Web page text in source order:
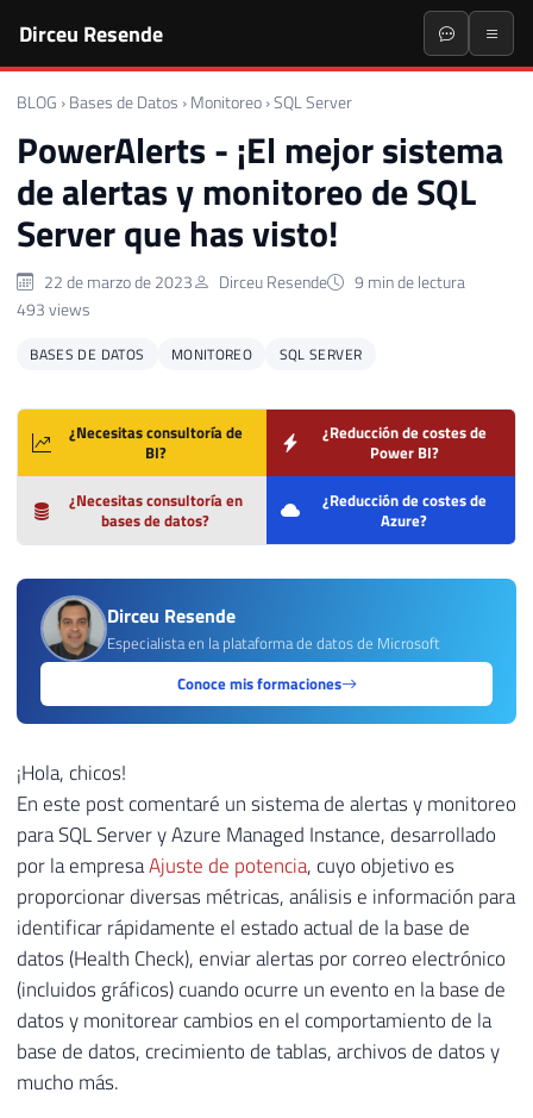
Dirceu Resende
BLOG › Bases de Datos › Monitoreo ›SQL Server
PowerAlerts - ¡El mejor sistema
de alertas y monitoreo de SQL
Server que has visto!
22 de marzo de 2023 Dirceu Resende
9 min de lectura
493 views
BASES DE DATOS MONITOREO SQL SERVER
¿Necesitas consultoría de
BI?
¿Reducción de costes de
Power BI?
¿Necesitas consultoría en
bases de datos?
¿Reducción de costes de
Azure?
Dirceu Resende
Especialista en la plataforma de datos de Microsoft
Conoce mis formaciones
¡Hola, chicos!
En este post comentaré un sistema de alertas y monitoreo
para SQL Server y Azure Managed Instance, desarrollado
por la empresaAjuste de potencia, cuyo objetivo es
proporcionar diversas métricas, análisis e información para
identificar rápidamente el estado actual de la base de
datos (Health Check), enviar alertas por correo electrónico
(incluidos gráficos) cuando ocurre un evento en la base de
datos y monitorear cambios en el comportamiento de la
base de datos, crecimiento de tablas, archivos de datos y
mucho más.